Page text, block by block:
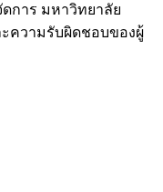
การ มหาวิทยาลัย
ความรับผิดชอบของผู้